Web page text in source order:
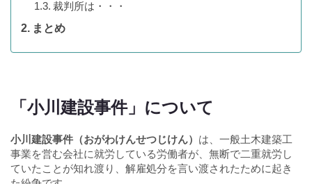
裁判所は・・・
まとめ
「小川建設事件」について
小川建設事件（おがわけんせつじけん） は、一般土木建築工
事業を営む会社に就労している労働者が、無断で二重就労し
ていたことが知れ渡り、解雇処分を言い渡されたために起き